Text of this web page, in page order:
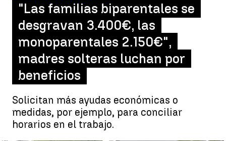
"Las familias biparentales se
desgravan 3.400€, las
monoparentales 2.150€",
madres solteras luchan por
beneficios
Solicitan más ayudas económicas o
medidas, por ejemplo, para conciliar
horarios en el trabajo.